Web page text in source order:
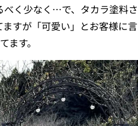
く少なく…で、タカラ塗料さ
すが「可愛い」とお客様に言
す。